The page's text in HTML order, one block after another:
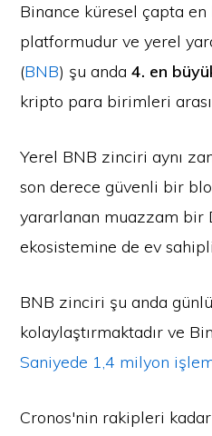
Binance küresel çapta
platformudur ve yerel
(BNB) şu anda4. en
kripto para birimleri
Yerel BNB zinciri aynı
son derece güvenli bir
yararlanan muazzam bir
ekosistemine de ev
BNB zinciri şu anda
kolaylaştırmaktadır ve
Saniyede 1,4 milyon
Cronos'nin rakipleri